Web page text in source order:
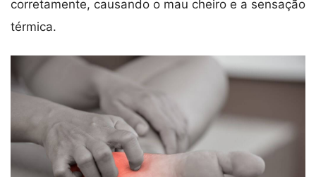
corretamente, causando o mau cheiro e a sensação
térmica.